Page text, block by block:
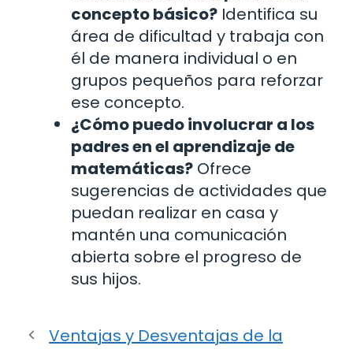
concepto básico? Identifica su
área de dificultad y trabaja con
él de manera individual o en
grupos pequeños para reforzar
ese concepto.
¿Cómo puedo involucrar a los
padres en el aprendizaje de
matemáticas? Ofrece
sugerencias de actividades que
puedan realizar en casa y
mantén una comunicación
abierta sobre el progreso de
sus hijos.
Ventajas y Desventajas de la